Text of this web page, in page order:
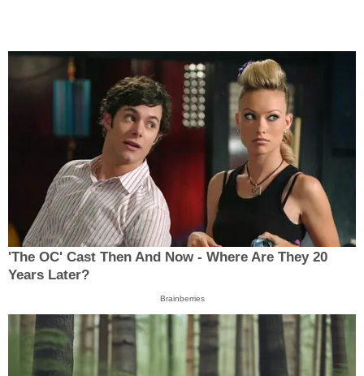
'The OC' Cast Then And Now - Where Are They 20
Years Later?
Brainberries